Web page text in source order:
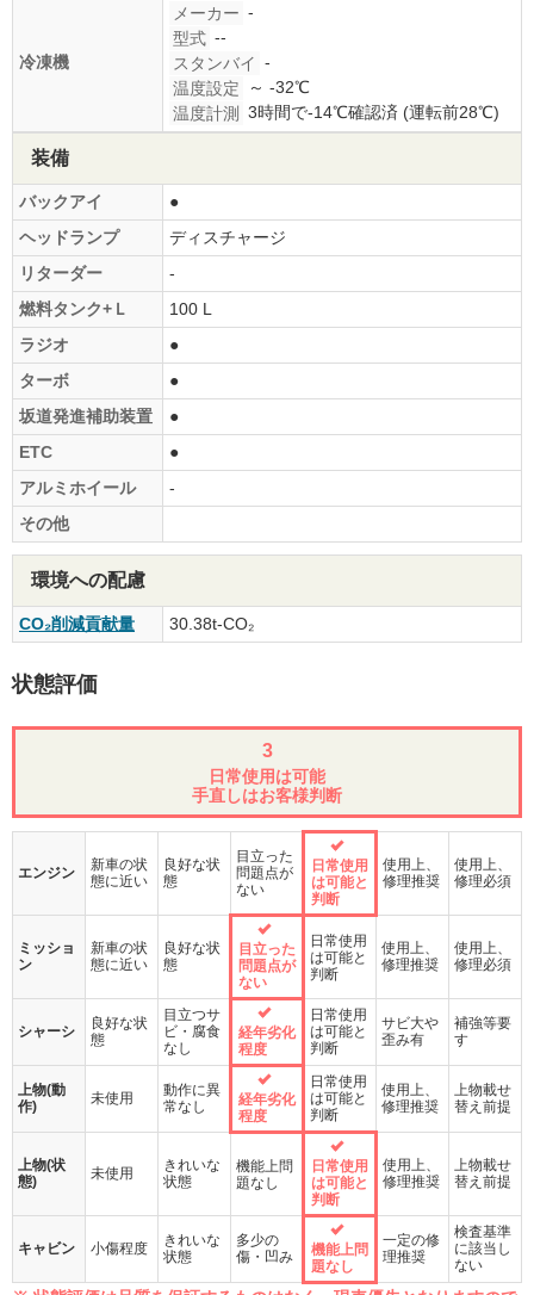
冷凍機
メーカー -
型式 --
スタンバイ -
温度設定
～ -32℃
温度計測
3時間で-14℃確認済 (運転前28℃)
装備
バックアイ
●
ヘッドランプ
ディスチャージ
リターダー
-
燃料タンク+Ｌ
100 L
ラジオ
●
ターボ
●
坂道発進補助装置
●
ETC
●
アルミホイール
-
その他
環境への配慮
CO₂削減貢献量 30.38t-CO₂
状態評価
3
日常使用は可能
手直しはお客様判断
エンジン
新車の状
態に近い
良好な状
態
目立った
問題点が
ない
日常使用
は可能と
判断
使用上、
修理推奨
使用上、
修理必須
ミッショ
ン
新車の状
態に近い
良好な状
態
目立った
問題点が
ない
日常使用
は可能と
判断
使用上、
修理推奨
使用上、
修理必須
シャーシ
良好な状
態
目立つサ
ビ・腐食
なし
経年劣化
程度
日常使用
は可能と
判断
サビ大や
歪み有
補強等要
す
上物(動
作)
未使用
動作に異
常なし
経年劣化
程度
日常使用
は可能と
判断
使用上、
修理推奨
上物載せ
替え前提
上物(状
態)
未使用
きれいな
状態
機能上問
題なし
日常使用
は可能と
判断
使用上、
修理推奨
上物載せ
替え前提
キャビン 小傷程度
きれいな
状態
多少の
傷・凹み
機能上問
題なし
一定の修
理推奨
検査基準
に該当し
ない